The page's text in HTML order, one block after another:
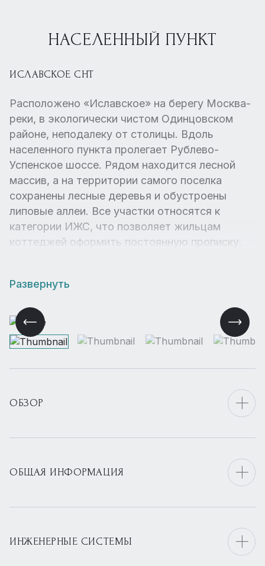
НАСЕЛЕННЫЙ ПУНКТ
ИСЛАВСКОЕ СНТ
Расположено «Иславское» на берегу Москва-
реки, в экологически чистом Одинцовском
районе, неподалеку от столицы. Вдоль
населенного пункта пролегает Рублево-
Успенское шоссе. Рядом находится лесной
массив, а на территории самого поселка
сохранены лесные деревья и обустроены
липовые аллеи. Все участки относятся к
категории ИЖС, что позволяет жильцам
коттеджей оформить постоянную прописку.
Развернуть
ОБЗОР
ОБЩАЯ ИНФОРМАЦИЯ
ИНЖЕНЕРНЫЕ СИСТЕМЫ